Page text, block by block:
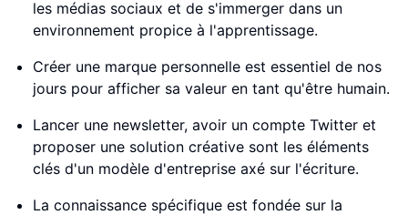
les médias sociaux et de s'immerger dans un
environnement propice à l'apprentissage.
Créer une marque personnelle est essentiel de nos
jours pour afficher sa valeur en tant qu'être humain.
Lancer une newsletter, avoir un compte Twitter et
proposer une solution créative sont les éléments
clés d'un modèle d'entreprise axé sur l'écriture.
La connaissance spécifique est fondée sur la